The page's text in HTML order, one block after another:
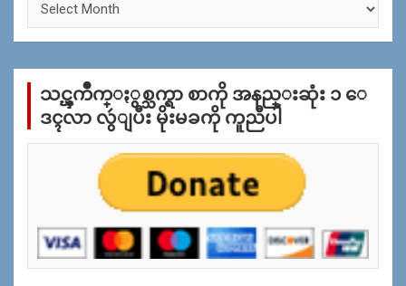
က္
န္
သင္ၾကိဳက္ႏွစ္သက္ရာ စာကို အနည္းဆုံး ၁ ေ
ဒၚလာ လွဴျပီး မိုးမခကို ကူညီပါ